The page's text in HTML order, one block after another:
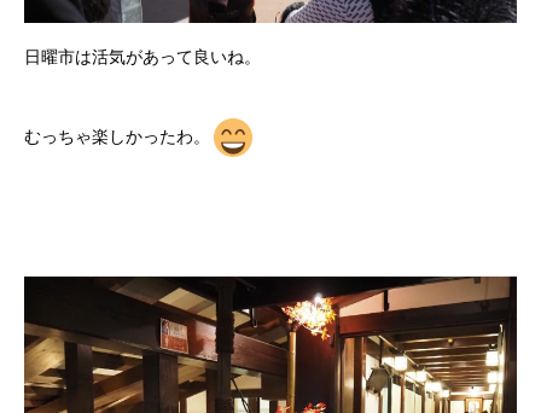
日曜市は活気があって良いね。
むっちゃ楽しかったわ。